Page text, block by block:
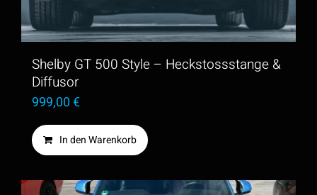
Shelby GT 500 Style – Heckstossstange &
Diffusor
999,00€
In den Warenkorb